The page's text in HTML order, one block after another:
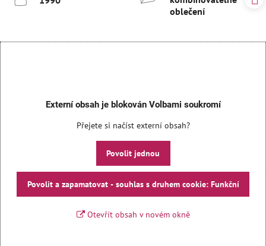
oblečení
Externí obsah je blokován Volbami soukromí
Přejete si načíst externí obsah?
Povolit jednou
Povolit a zapamatovat - souhlas s druhem cookie: Funkční
Otevřít obsah v novém okně